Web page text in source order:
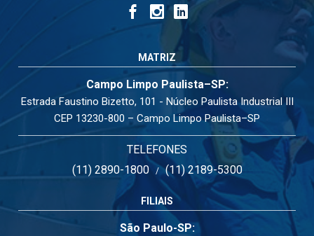
MATRIZ
Campo Limpo Paulista–SP:
Estrada Faustino Bizetto, 101 - Núcleo Paulista Industrial III
CEP 13230-800 – Campo Limpo Paulista–SP
TELEFONES
(11) 2890-1800/(11) 2189-5300
FILIAIS
São Paulo-SP: